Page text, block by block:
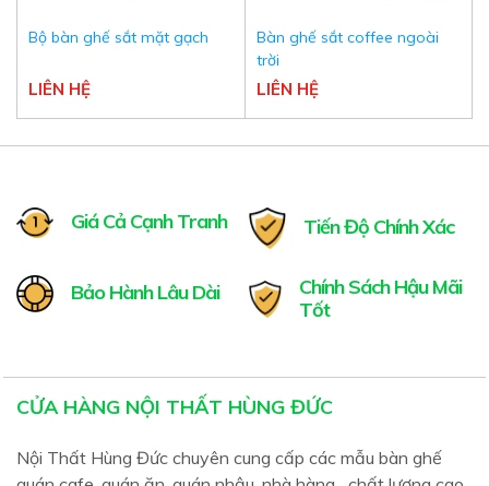
Bộ bàn ghế sắt mặt gạch
LIÊN HỆ
Bàn ghế sắt coffee ngoài
trời
LIÊN HỆ
Giá Cả Cạnh Tranh Tiến Độ Chính Xác
Bảo Hành Lâu Dài
Chính Sách Hậu Mãi
Tốt
CỬA HÀNG NỘI THẤT HÙNG ĐỨC
Nội Thất Hùng Đức chuyên cung cấp các mẫu bàn ghế